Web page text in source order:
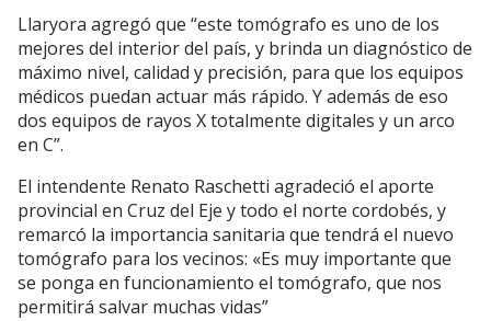
Llaryora agregó que “este tomógrafo es uno de los
mejores del interior del país, y brinda un diagnóstico de
máximo nivel, calidad y precisión, para que los equipos
médicos puedan actuar más rápido. Y además de eso
dos equipos de rayos X totalmente digitales y un arco
en C”.
El intendente Renato Raschetti agradeció el aporte
provincial en Cruz del Eje y todo el norte cordobés, y
remarcó la importancia sanitaria que tendrá el nuevo
tomógrafo para los vecinos: «Es muy importante que
se ponga en funcionamiento el tomógrafo, que nos
permitirá salvar muchas vidas”